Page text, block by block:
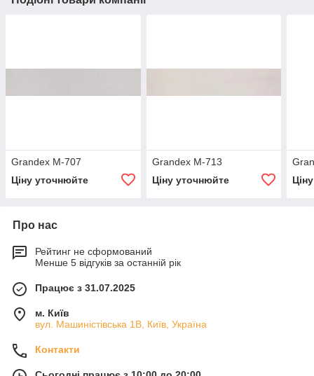
Grandex M-707
Ціну уточнюйте
Grandex M-713
Ціну уточнюйте
Про нас
Рейтинг не сформований
Менше 5 відгуків за останній рік
Працює з 31.07.2025
м. Київ
вул. Машиністівська 1В, Київ, Україна
Контакти